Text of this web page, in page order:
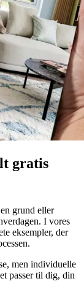
gratis
grund eller
I vores
eksempler, der
men individuelle
passer til dig, din